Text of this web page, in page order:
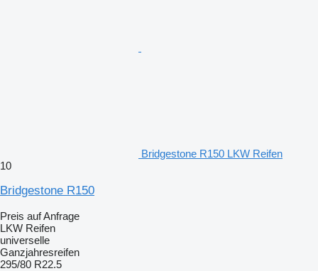
Bridgestone R150 LKW Reifen
10
Bridgestone R150
Preis auf Anfrage
LKW Reifen
universelle
Ganzjahresreifen
295/80 R22.5